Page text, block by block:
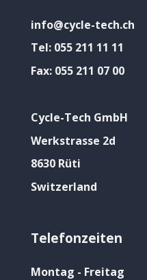
info@cycle-tech.ch
Tel: 055 211 11 11
Fax: 055 211 07 00
Cycle-Tech GmbH
Werkstrasse 2d
8630 Rüti
Switzerland
Telefonzeiten
Montag - Freitag